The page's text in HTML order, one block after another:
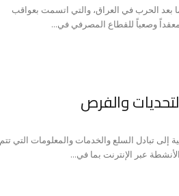
بعد الحرب في العراق، والتي اتسمت بعواقب
وصعباً للقطاع المصرفي في...
والفرص
إلى تبادل السلع والخدمات والمعلومات التي تتم
عبر الإنترنت بما في...